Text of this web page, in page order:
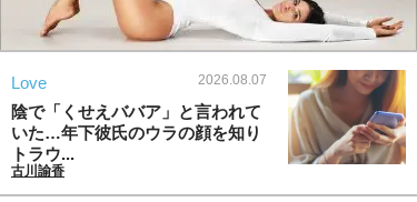
Love 2026.08.07
陰で「くせえババア」と言われて
いた…年下彼氏のウラの顔を知り
トラウ...
古川諭香